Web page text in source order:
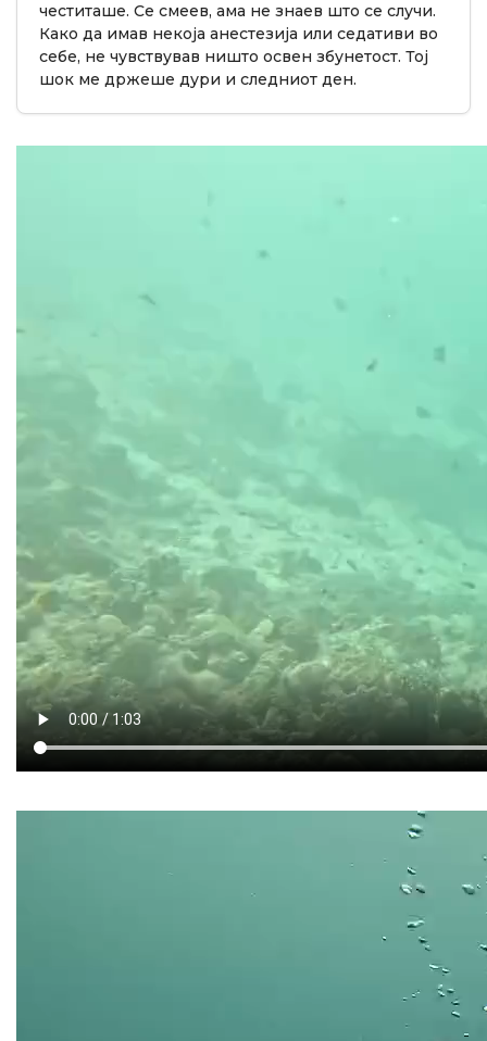
честиташе. Се смеев, ама не знаев што се случи.
Како да имав некоја анестезија или седативи во
себе, не чувствував ништо освен збунетост. Тој
шок ме држеше дури и следниот ден.